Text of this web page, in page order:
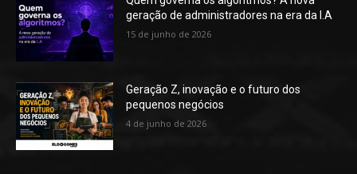
geração de administradores na era da I.A
15 de junho de 2026
Geração Z, inovação e o futuro dos
pequenos negócios
4 de junho de 2026